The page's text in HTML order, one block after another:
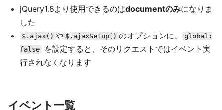
jQuery1.8より使用できるのはdocumentのみになりま
した
$.ajax() や $.ajaxSetup() のオプションに、
global:
false
を設定すると、そのリクエストではイベント実
行されなくなります
イベント一覧